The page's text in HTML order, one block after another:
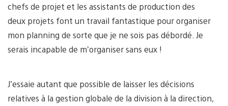
chefs de projet et les assistants de production des
deux projets font un travail fantastique pour organiser
mon planning de sorte que je ne sois pas débordé. Je
serais incapable de m’organiser sans eux !
J’essaie autant que possible de laisser les décisions
relatives à la gestion globale de la division à la direction,